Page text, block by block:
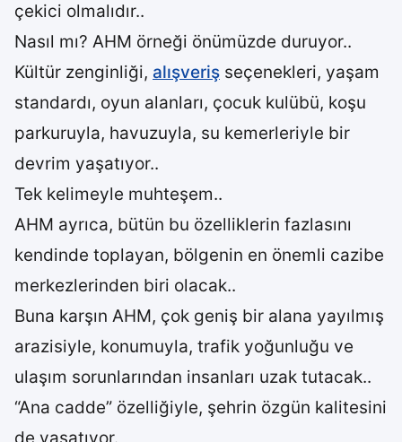
çekici olmalıdır..
Nasıl mı? AHM örneği önümüzde duruyor..
Kültür zenginliği, alışveriş seçenekleri, yaşam
standardı, oyun alanları, çocuk kulübü, koşu
parkuruyla, havuzuyla, su kemerleriyle bir
devrim yaşatıyor..
Tek kelimeyle muhteşem..
AHM ayrıca, bütün bu özelliklerin fazlasını
kendinde toplayan, bölgenin en önemli cazibe
merkezlerinden biri olacak..
Buna karşın AHM, çok geniş bir alana yayılmış
arazisiyle, konumuyla, trafik yoğunluğu ve
ulaşım sorunlarından insanları uzak tutacak..
“Ana cadde” özelliğiyle, şehrin özgün kalitesini